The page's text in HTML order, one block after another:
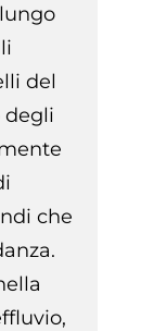
del
degli
che